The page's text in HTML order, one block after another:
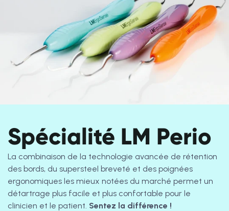
Spécialité LM Perio
La combinaison de la technologie avancée de rétention
des bords, du supersteel breveté et des poignées
ergonomiques les mieux notées du marché permet un
détartrage plus facile et plus confortable pour le
clinicien et le patient. Sentez la différence !